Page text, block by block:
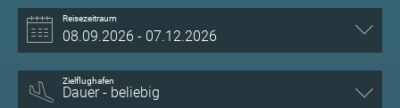
Reisezeitraum
Zielflughafen